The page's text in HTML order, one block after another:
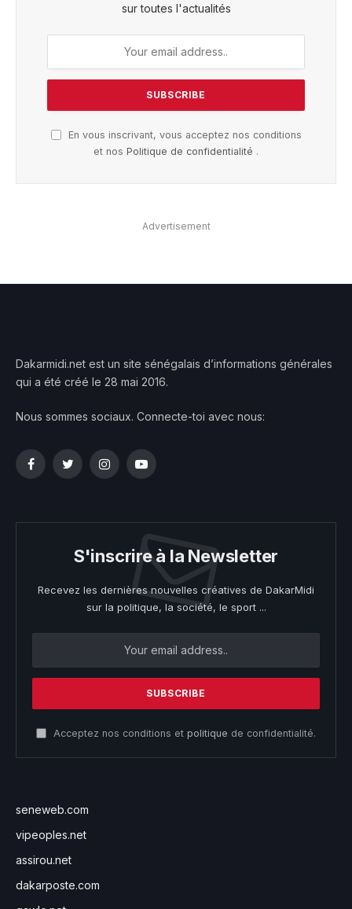
sur toutes l'actualités
En vous inscrivant, vous acceptez nos conditions
et nos Politique de confidentialité .
Advertisement
Dakarmidi.net est un site sénégalais d’informations générales
qui a été créé le 28 mai 2016.
Nous sommes sociaux. Connecte-toi avec nous:
FacebookTwitterInstagramYouTube
S'inscrire à la Newsletter
Recevez les dernières nouvelles créatives de DakarMidi
sur la politique, la société, le sport ...
Acceptez nos conditions et politique de confidentialité.
seneweb.com
vipeoples.net
assirou.net
dakarposte.com